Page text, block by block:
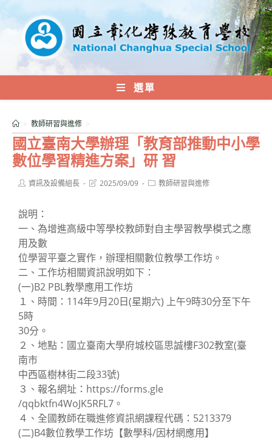
轉
內
選單
國立臺南大學辦理「教育部推動中小學
數位學習精進方案」研 習
> 教師研習與進修 >
Post資訊及設備組長
Post2025/09/09
Post教師研習與進修
說明：
一、為增進高級中等學校教師對自主學習教學模式之應
用及數
位學習平臺之實作，辦理相關數位教學工作坊。
二、工作坊相關資訊說明如下：
(一)B2 PBL教學應用工作坊
１、時間：114年9月20日(星期六) 上午9時30分至下午
5時
30分。
２、地點：國立臺南大學府城校區思誠樓F302教室(臺
南市
中西區樹林街二段33號)
３、報名網址：https://forms.gle
/qqbktfn4WoJK5RFL7。
４、全國教師在職進修資訊網課程代碼：5213379
(二)B4數位教學工作坊【數學科/因材網應用】